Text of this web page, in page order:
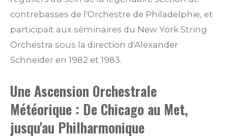
contrebasses de l'Orchestre de Philadelphie, et
participait aux séminaires du New York String
Orchestra sous la direction d'Alexander
Schneider en 1982 et 1983.
Une Ascension Orchestrale
Météorique : De Chicago au Met,
jusqu'au Philharmonique